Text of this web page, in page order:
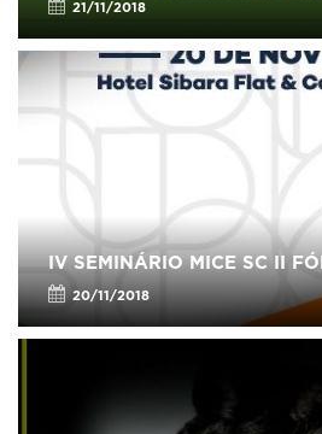
21/11/2018
IV SEMINÁRIO MICE SC II
20/11/2018